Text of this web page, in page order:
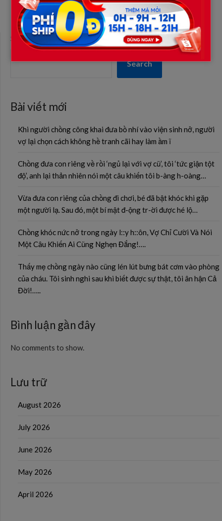
SEARCH
Search
Bài viết mới
Khi người chồng công khai đưa bồ nhí vào viện sinh nở, người
vợ lại chọn cách không hề tranh cãi hay làm ầm ĩ
Chồng đưa con riêng về rồi ‘ngủ lại với vợ cũ’, tôi ‘tức giận tột
độ’, anh lại thản nhiên nói một câu khiến tôi b-àng h-oàng…
Vừa đưa con riêng của chồng đi chơi, bé đã bật khóc khi gặp
một người lạ. Sau đó, một bí mật đ-ộng tr-ời được hé lộ…
Chồng khóc nức nở trong ngày l::y h::ôn, Vợ Chỉ Cười Và Nói
Một Câu Khiến Ai Cũng Nghẹn Đắng!….
Thấy mẹ chồng ngày nào cũng lén lút bưng bát cơm vào phòng
của cháu. Tôi sinh nghi sau khi biết được sự thật, tôi ân hận Cả
Đời!…..
Bình luận gần đây
No comments to show.
Lưu trữ
August 2026
July 2026
June 2026
May 2026
April 2026